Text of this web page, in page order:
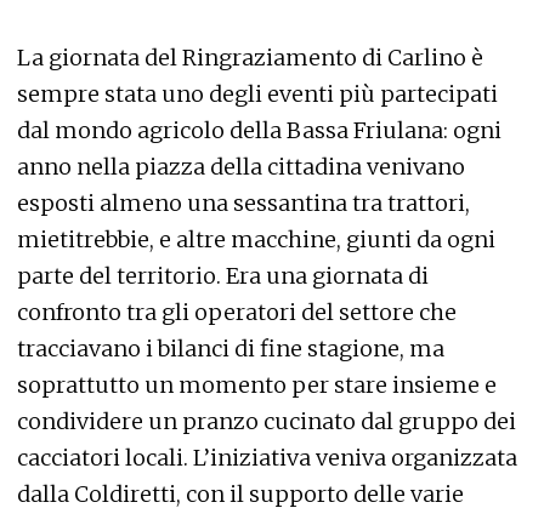
La giornata del Ringraziamento di Carlino è
sempre stata uno degli eventi più partecipati
dal mondo agricolo della Bassa Friulana: ogni
anno nella piazza della cittadina venivano
esposti almeno una sessantina tra trattori,
mietitrebbie, e altre macchine, giunti da ogni
parte del territorio. Era una giornata di
confronto tra gli operatori del settore che
tracciavano i bilanci di fine stagione, ma
soprattutto un momento per stare insieme e
condividere un pranzo cucinato dal gruppo dei
cacciatori locali. L’iniziativa veniva organizzata
dalla Coldiretti, con il supporto delle varie